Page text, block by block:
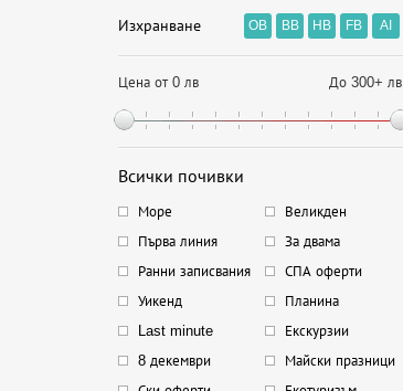
Изхранване OB BB HB FB AI
Цена от 0 лв До 300+ лв
Всички почивки
Море
Великден
Първа линия
За двама
Ранни записвания
СПА оферти
Уикенд
Планина
Last minute
Екскурзии
8 декември
Майски празници